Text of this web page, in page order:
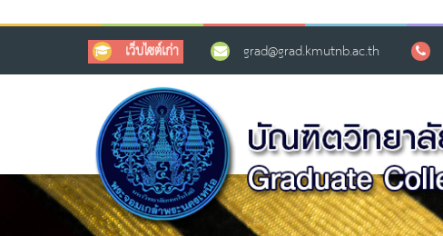
เว็บไซต์เก่า grad@grad.kmutnb.ac.th